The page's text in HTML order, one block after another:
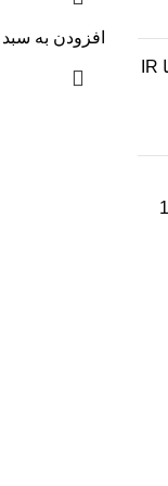
موتور برف پاکن پژو 206-رانا IR
افزودن به